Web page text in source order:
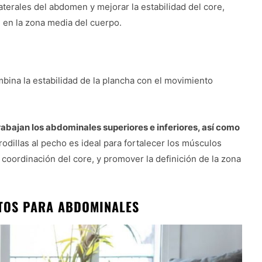
del abdomen y mejorar la estabilidad del core,
la zona media del cuerpo.
la estabilidad de la plancha con el movimiento
los abdominales superiores e inferiores, así como
al pecho es ideal para fortalecer los músculos
del core, y promover la definición de la zona
PARA ABDOMINALES